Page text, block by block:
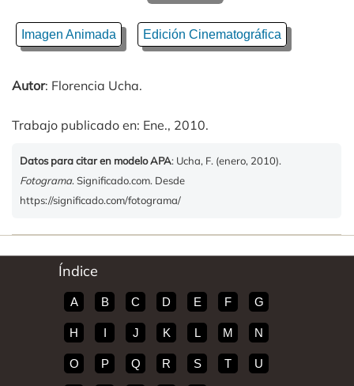
Imagen Animada Edición Cinematográfica
Autor: Florencia Ucha.
Trabajo publicado en: Ene., 2010.
Datos para citar en modelo APA: Ucha, F. (enero, 2010).
Fotograma. Significado.com. Desde
https://significado.com/fotograma/
Índice
A B C D E F G
H I J K L M N
O P Q R S T U